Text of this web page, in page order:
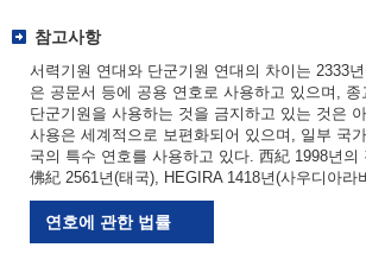
참고사항
서력기원 연대와 단군기원 연대의 차이는 2333
은 공문서 등에 공용 연호로 사용하고 있으며,
단군기원을 사용하는 것을 금지하고 있는 것은
사용은 세계적으로 보편화되어 있으며, 일부 국
국의 특수 연호를 사용하고 있다. 西紀 1998년의
佛紀 2561년(태국), HEGIRA 1418년(사우디아라
연호에 관한 법률